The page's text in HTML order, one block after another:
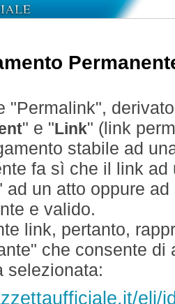
"Permalink",
" e " Link" (link
stabile ad
fa sì che il link
ad un atto oppure
e valido.
link, pertanto,
che consente
selezionata:
eli/